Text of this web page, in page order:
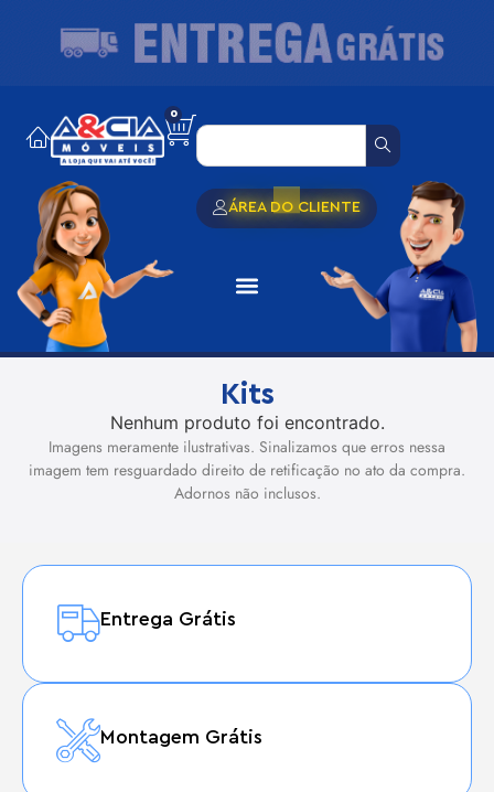
0
ÁREA DO CLIENTE
Kits
Nenhum produto foi encontrado.
Imagens meramente ilustrativas. Sinalizamos que erros nessa
imagem tem resguardado direito de retificação no ato da compra.
Adornos não inclusos.
Entrega Grátis
Montagem Grátis